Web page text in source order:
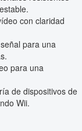
con claridad
para una
para una
de dispositivos de
Wii.